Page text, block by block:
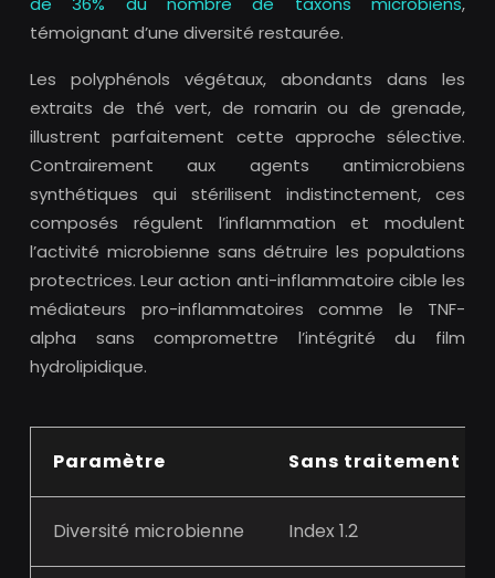
témoignant d’une diversité restaurée.
Les polyphénols végétaux, abondants dans les
extraits de thé vert, de romarin ou de grenade,
illustrent parfaitement cette approche sélective.
Contrairement aux agents antimicrobiens
synthétiques qui stérilisent indistinctement, ces
composés régulent l’inflammation et modulent
l’activité microbienne sans détruire les populations
protectrices. Leur action anti-inflammatoire cible les
médiateurs pro-inflammatoires comme le TNF-
alpha sans compromettre l’intégrité du film
hydrolipidique.
Paramètre Sans traitement
Diversité microbienne Index 1.2